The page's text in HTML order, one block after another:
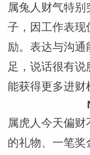
属兔人财气特
子，因工作表现
励。表达与沟
足，说话很有说
能获得更多进财
属虎人今天偏
的礼物、一笔